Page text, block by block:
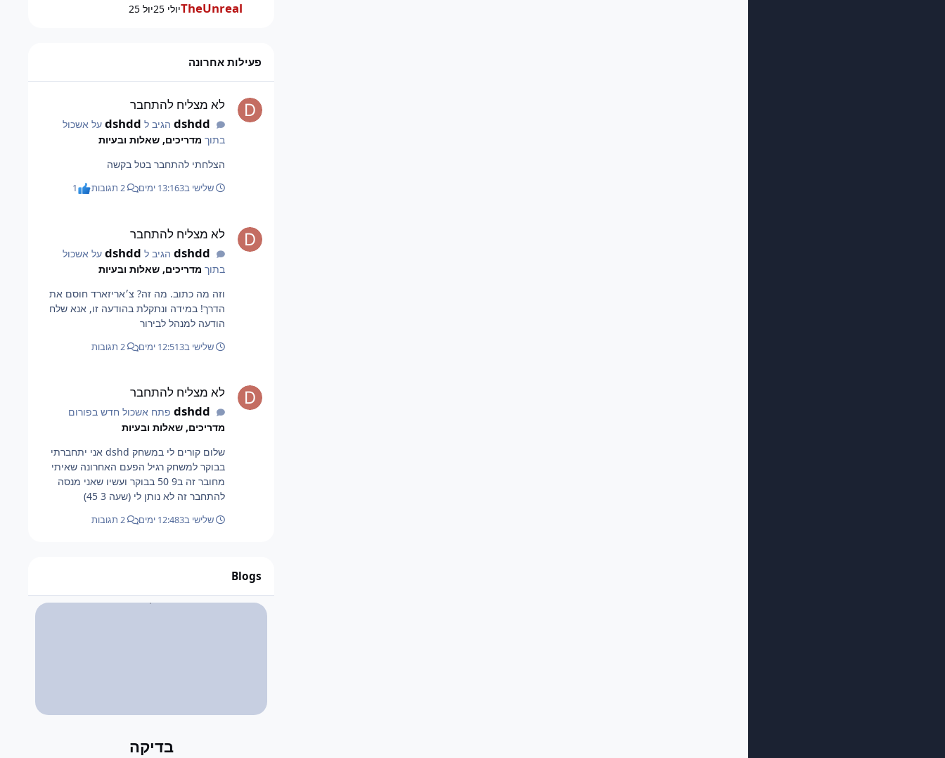
TheUnrealיולי 25 יול 25
פעילות אחרונה
לא מצליח להתחבר
dshddהגיב ל dshddעל אשכול
בתוך מדריכים, שאלות ובעיות
הצלחתי להתחבר בטל בקשה
שלישי ב13:163 ימים 2 תגובות 1
לא מצליח להתחבר
dshddהגיב ל dshddעל אשכול
בתוך מדריכים, שאלות ובעיות
וזה מה כתוב. מה זה? צ׳אריזארד חוסם את
הדרך! במידה ונתקלת בהודעה זו, אנא שלח
הודעה למנהל לבירור
שלישי ב12:513 ימים 2 תגובות
לא מצליח להתחבר
dshddפתח אשכול חדש בפורום
מדריכים, שאלות ובעיות
שלום קורים לי במשחק dshd אני יתחברתי
בבוקר למשחק רגיל הפעם האחרונה שאיתי
מחובר זה ב9 50 בבוקר ועשיו שאני מנסה
להתחבר זה לא נותן לי (שעה 3 45)
שלישי ב12:483 ימים 2 תגובות
Blogs
בדיקה